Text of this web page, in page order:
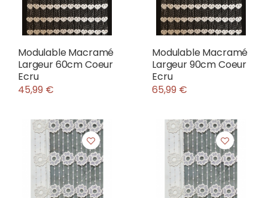
Modulable Macramé
Largeur 60cm Coeur
Ecru
45,99 €
Modulable Macramé
Largeur 90cm Coeur
Ecru
65,99 €